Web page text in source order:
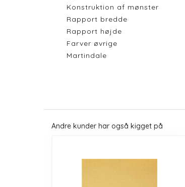
Konstruktion af mønster
Rapport bredde
Rapport højde
Farver øvrige
Martindale
Andre kunder har også kigget på